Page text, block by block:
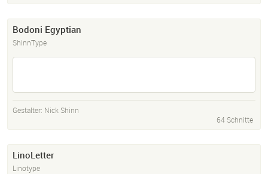
Bodoni Egyptian
ShinnType
Gestalter: Nick Shinn
64 Schnitte
LinoLetter
Linotype